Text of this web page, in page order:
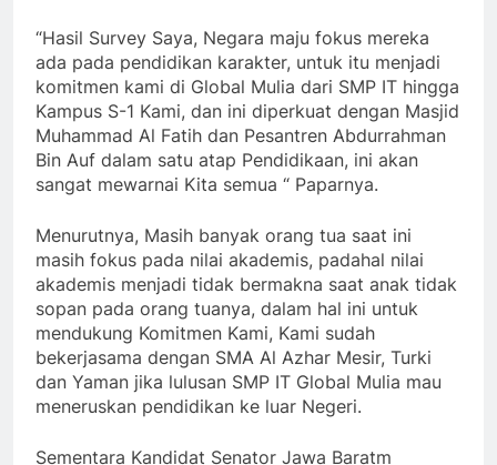
“Hasil Survey Saya, Negara maju fokus mereka
ada pada pendidikan karakter, untuk itu menjadi
komitmen kami di Global Mulia dari SMP IT hingga
Kampus S-1 Kami, dan ini diperkuat dengan Masjid
Muhammad Al Fatih dan Pesantren Abdurrahman
Bin Auf dalam satu atap Pendidikaan, ini akan
sangat mewarnai Kita semua “ Paparnya.
Menurutnya, Masih banyak orang tua saat ini
masih fokus pada nilai akademis, padahal nilai
akademis menjadi tidak bermakna saat anak tidak
sopan pada orang tuanya, dalam hal ini untuk
mendukung Komitmen Kami, Kami sudah
bekerjasama dengan SMA Al Azhar Mesir, Turki
dan Yaman jika lulusan SMP IT Global Mulia mau
meneruskan pendidikan ke luar Negeri.
Sementara Kandidat Senator Jawa Baratm